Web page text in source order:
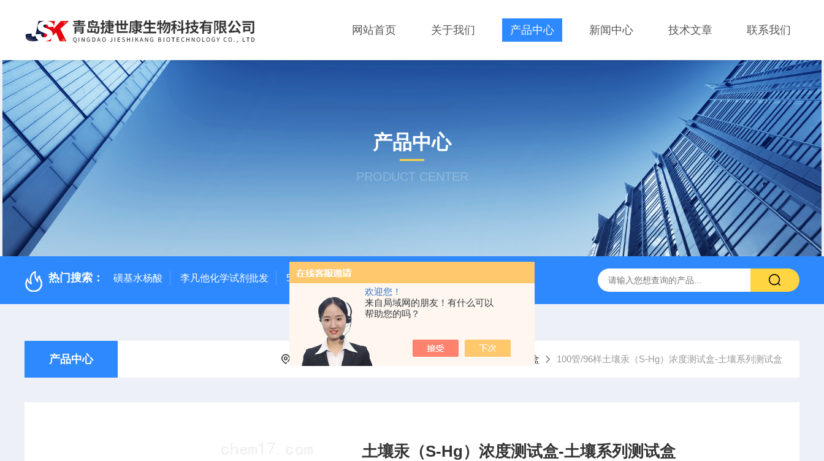
欢迎您！
来自局域网的朋友！有什么可以
帮助您的吗？
网站首页 关于我们 产品中心 新闻中心 技术文章 联系我们
产品中心
PRODUCT CENTER
热门搜索： 磺基水杨酸 李凡他化学试剂批发 500次MTS细胞增殖与细胞毒性检测试剂盒 48t/96t国产ELISA试剂盒,免费代测
产品中心 当前位置： 首页 产品中心 测试盒 土壤系列测试盒 100管/96样土壤汞（S-Hg）浓度测试盒-土壤系列测试盒
土壤汞（S-Hg）浓度测试盒-土壤系列测试盒